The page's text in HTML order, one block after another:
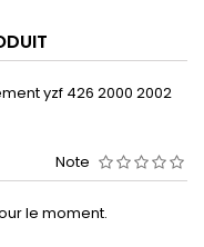
yzf 426 2000 2002
Note
le moment.